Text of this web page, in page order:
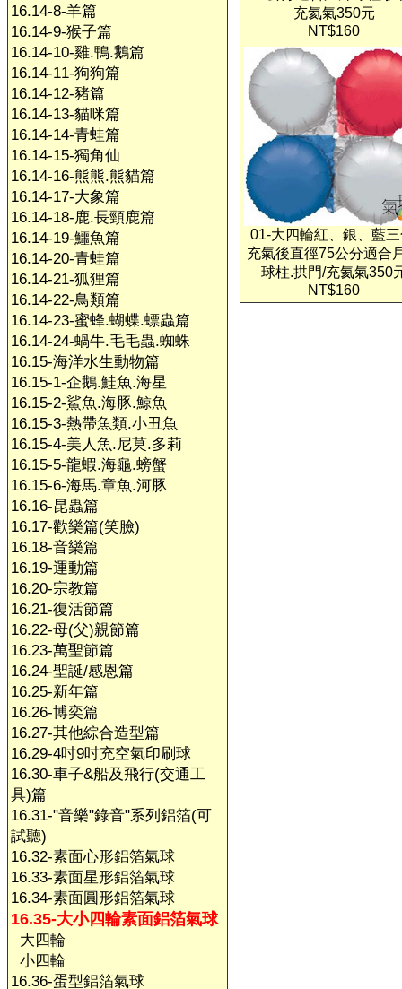
16.14-8-羊篇
16.14-9-猴子篇
16.14-10-雞.鴨.鵝篇
16.14-11-狗狗篇
16.14-12-豬篇
16.14-13-貓咪篇
16.14-14-青蛙篇
16.14-15-獨角仙
16.14-16-熊熊.熊貓篇
16.14-17-大象篇
16.14-18-鹿.長頸鹿篇
16.14-19-鱷魚篇
16.14-20-青蛙篇
16.14-21-狐狸篇
16.14-22-鳥類篇
16.14-23-蜜蜂.蝴蝶.螵蟲篇
16.14-24-蝸牛.毛毛蟲.蜘蛛
16.15-海洋水生動物篇
16.15-1-企鵝.鮭魚.海星
16.15-2-鯊魚.海豚.鯨魚
16.15-3-熱帶魚類.小丑魚
16.15-4-美人魚.尼莫.多莉
16.15-5-龍蝦.海龜.螃蟹
16.15-6-海馬.章魚.河豚
16.16-昆蟲篇
16.17-歡樂篇(笑臉)
16.18-音樂篇
16.19-運動篇
16.20-宗教篇
16.21-復活節篇
16.22-母(父)親節篇
16.23-萬聖節篇
16.24-聖誕/感恩篇
16.25-新年篇
16.26-博奕篇
16.27-其他綜合造型篇
16.29-4吋9吋充空氣印刷球
16.30-車子&船及飛行(交通工
具)篇
16.31-"音樂"錄音"系列鋁箔(可
試聽)
16.32-素面心形鋁箔氣球
16.33-素面星形鋁箔氣球
16.34-素面圓形鋁箔氣球
16.35-大小四輪素面鋁箔氣球
大四輪
小四輪
16.36-蛋型鋁箔氣球
充氦氣350元
NT$160
01-大四輪紅、銀、藍
充氣後直徑75公分適合
球柱.拱門/充氦氣350
NT$160